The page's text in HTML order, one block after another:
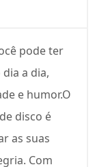
pode ter
a dia,
e humor.O
disco é
as suas
Com